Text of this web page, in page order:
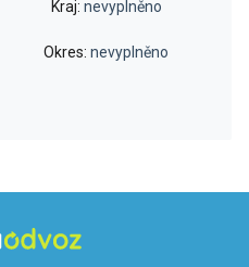
Kraj: nevyplněno
Okres: nevyplněno